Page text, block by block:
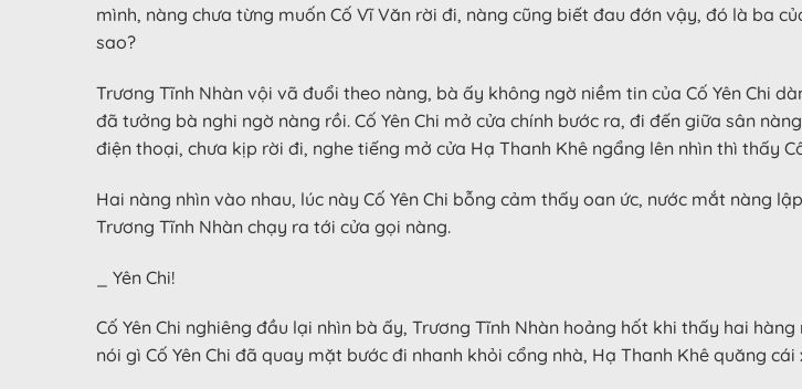
mình, nàng chưa từng muốn Cố Vĩ Văn rời đi, nàng cũng biết đau đớn vậy, đó là ba
sao?
Trương Tĩnh Nhàn vội vã đuổi theo nàng, bà ấy không ngờ niềm tin của Cố Yên Chi
đã tưởng bà nghi ngờ nàng rồi. Cố Yên Chi mở cửa chính bước ra, đi đến giữa sân
điện thoại, chưa kịp rời đi, nghe tiếng mở cửa Hạ Thanh Khê ngẩng lên nhìn thì thấy
Hai nàng nhìn vào nhau, lúc này Cố Yên Chi bỗng cảm thấy oan ức, nước mắt nàng
Trương Tĩnh Nhàn chạy ra tới cửa gọi nàng.
_ Yên Chi!
Cố Yên Chi nghiêng đầu lại nhìn bà ấy, Trương Tĩnh Nhàn hoảng hốt khi thấy hai
nói gì Cố Yên Chi đã quay mặt bước đi nhanh khỏi cổng nhà, Hạ Thanh Khê quăng